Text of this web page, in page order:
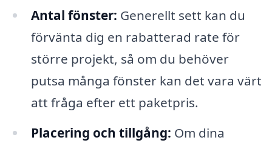
Antal fönster: Generellt sett kan du
förvänta dig en rabatterad rate för
större projekt, så om du behöver
putsa många fönster kan det vara värt
att fråga efter ett paketpris.
Placering och tillgång: Om dina